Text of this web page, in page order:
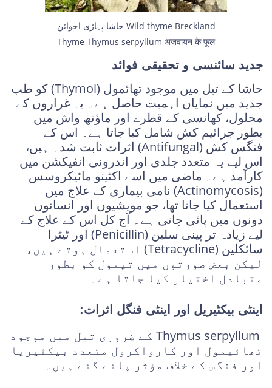
حاشا پہاڑی اجوائن Wild thyme Breckland
Thyme Thymus serpyllum अजवायन के फूल
جدید سائنسی و تحقیقی فوائد
حاشا کے تیل میں موجود تھائمول (Thymol) کو طب
جدید میں نمایاں اہمیت حاصل ہے۔ یہ غراروں کے
محلول، کھانسی کے قطرے اور ماؤتھ واش میں
بطور جراثیم کش شامل کیا جاتا ہے۔ اس کے
فنگس کش (Antifungal) اثرات ثابت شدہ ہیں،
اس لیے یہ متعدد جلدی اور اندرونی انفیکشن میں
کارآمد ہے۔ ماضی میں اسے اکٹینو مائیکروسس
(Actinomycosis) نامی بیماری کے علاج میں
استعمال کیا جاتا تھا، جو مویشیوں اور انسانوں
دونوں میں پائی جاتی ہے۔ آج کل اس کے علاج کے
لیے زیادہ تر پینی سلین (Penicillin) اور ٹیٹرا
سائکلین (Tetracycline) استعمال ہوتے ہیں،
لیکن بعض صورتوں میں تیمول کو بطور
متبادل اختیار کیا جاتا ہے۔
اینٹی بیکٹیریل اور اینٹی فنگل اثرات:
Thymus serpyllum کے ضروری تیل میں موجود
تھائیمول اور کارواکرول متعدد بیکٹیریا
اور فنگس کے خلاف مؤثر پائے گئے ہیں۔